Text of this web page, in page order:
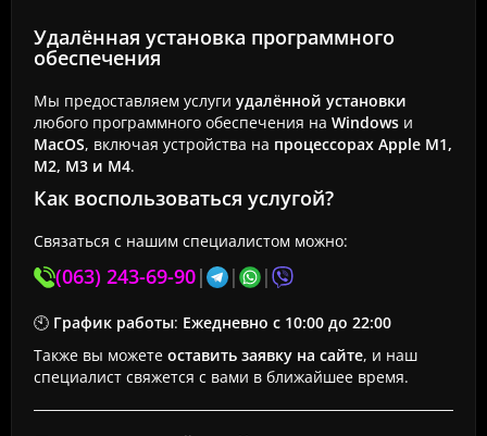
Удалённая установка программного
обеспечения
Мы предоставляем услуги удалённой установки
любого программного обеспечения на Windows и
MacOS, включая устройства на процессорах Apple M1,
M2, M3 и M4.
Как воспользоваться услугой?
Связаться с нашим специалистом можно:
(063) 243-69-90| | |
🕙 График работы: Ежедневно с 10:00 до 22:00
Также вы можете оставить заявку на сайте, и наш
специалист свяжется с вами в ближайшее время.